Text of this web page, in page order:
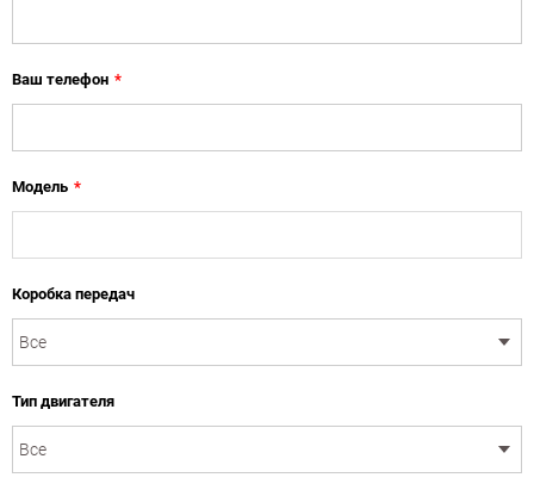
Ваш телефон *
Модель *
Коробка передач
Тип двигателя